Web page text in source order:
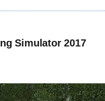
Simulator 2017